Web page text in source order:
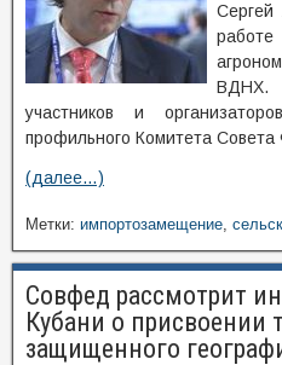
Сергей
ВДНХ.
участников и
профильного Комитета
(далее…)
Метки: импортозамещение,
Совфед рассмотрит
Кубани о присвоении
защищенного